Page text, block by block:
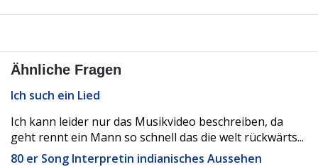
Ähnliche Fragen
Ich such ein Lied
Ich kann leider nur das Musikvideo beschreiben, da
geht rennt ein Mann so schnell das die welt rückwärts...
80 er Song Interpretin indianisches Aussehen